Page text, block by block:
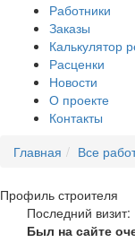
Работники
Заказы
Калькулятор
Расценки
Новости
О проекте
Контакты
Главная
Все
Профиль строителя
Последний визит:
Был на сайте